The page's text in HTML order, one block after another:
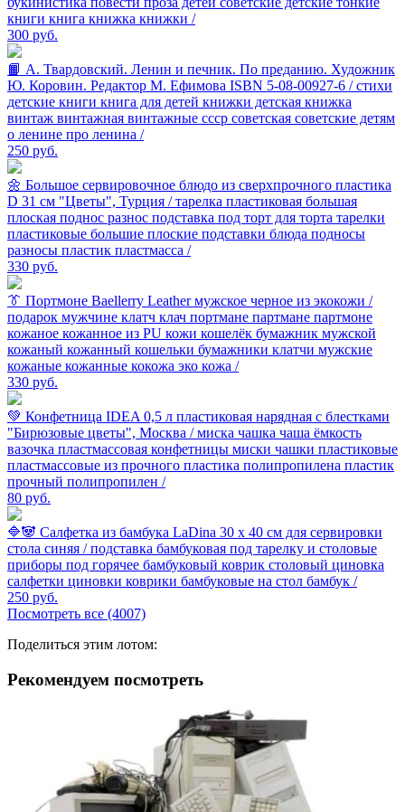
книги книга книжка книжки /
300 руб.
📙 А. Твардовский. Ленин и печник. По преданию. Художник
Ю. Коровин. Редактор М. Ефимова ISBN 5-08-00927-6 / стихи
детские книги книга для детей книжки детская книжка
винтаж винтажная винтажные ссср советская советские детям
о ленине про ленина /
250 руб.
🌼 Большое cервировочное блюдо из сверхпрочного пластика
D 31 см "Цветы", Турция / тарелка пластиковая большая
плоская поднос разнос подставка под торт для торта тарелки
пластиковые большие плоские подставки блюда подносы
разносы пластик пластмасса /
330 руб.
👔 Портмоне Baellerry Leather мужское черное из экокожи /
подарок мужчине клатч клач портмане партмане партмоне
кожаное кожанное из PU кожи кошелёк бумажник мужской
кожаный кожанный кошельки бумажники клатчи мужские
кожаные кожанные кокожа эко кожа /
330 руб.
💚 Конфетница IDEA 0,5 л пластиковая нарядная с блестками
"Бирюзовые цветы", Москва / миска чашка чаша ёмкость
вазочка пластмассовая конфетницы миски чашки пластиковые
пластмассовые из прочного пластика полипропилена пластик
прочный полипропилен /
80 руб.
🔷🐼 Салфетка из бамбука LaDina 30 х 40 см для сервировки
стола синяя / подставка бамбуковая под тарелку и столовые
приборы под горячее бамбуковый коврик столовый циновка
салфетки циновки коврики бамбуковые на стол бамбук /
250 руб.
Посмотреть все (4007)
Поделиться этим лотом:
Рекомендуем посмотреть